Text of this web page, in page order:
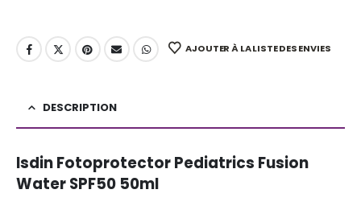
AJOUTER À LA LISTE DES ENVIES
DESCRIPTION
Isdin Fotoprotector Pediatrics Fusion
Water SPF50 50ml